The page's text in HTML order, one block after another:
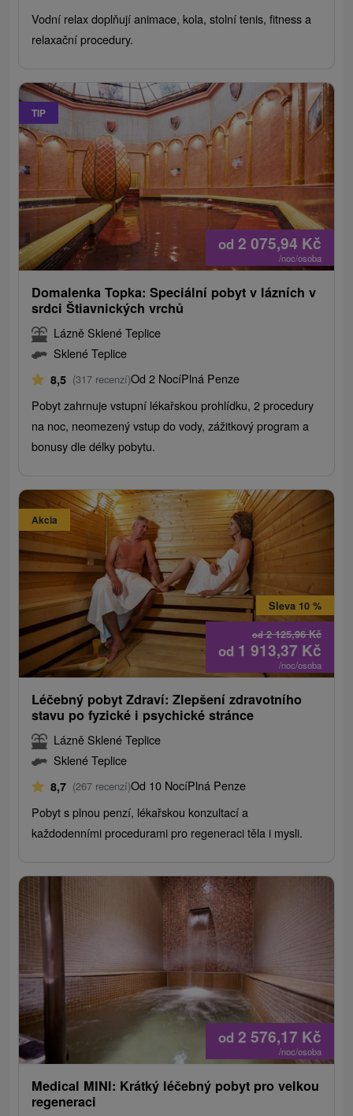
Vodní relax doplňují animace, kola, stolní tenis, fitness a
relaxační procedury.
TIP
od 2 075,94 Kč
/noc/osoba
Domalenka Topka: Speciální pobyt v lázních v
srdci Štiavnických vrchů
Lázně Sklené Teplice
Sklené Teplice
8,5 (317 recenzí)Od 2 NocíPlná Penze
Pobyt zahrnuje vstupní lékařskou prohlídku, 2 procedury
na noc, neomezený vstup do vody, zážitkový program a
bonusy dle délky pobytu.
Akcia
od2 125,96Kč
Sleva 10 %
od 1 913,37 Kč
/noc/osoba
Léčebný pobyt Zdraví: Zlepšení zdravotního
stavu po fyzické i psychické stránce
Lázně Sklené Teplice
Sklené Teplice
8,7 (267 recenzí)Od 10 NocíPlná Penze
Pobyt s plnou penzí, lékařskou konzultací a
každodenními procedurami pro regeneraci těla i mysli.
od 2 576,17 Kč
/noc/osoba
Medical MINI: Krátký léčebný pobyt pro velkou
regeneraci